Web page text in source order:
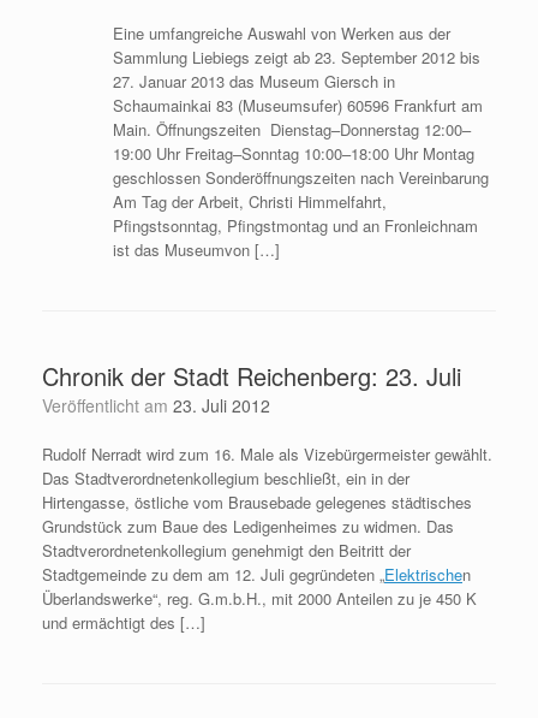
Eine umfangreiche Auswahl von Werken aus der
Sammlung Liebiegs zeigt ab 23. September 2012 bis
27. Januar 2013 das Museum Giersch in
Schaumainkai 83 (Museumsufer) 60596 Frankfurt am
Main. Öffnungszeiten Dienstag–Donnerstag 12:00–
19:00 Uhr Freitag–Sonntag 10:00–18:00 Uhr Montag
geschlossen Sonderöffnungszeiten nach Vereinbarung
Am Tag der Arbeit, Christi Himmelfahrt,
Pfingstsonntag, Pfingstmontag und an Fronleichnam
ist das Museumvon […]
Chronik der Stadt Reichenberg: 23. Juli
Veröffentlicht am 23. Juli 2012
Rudolf Nerradt wird zum 16. Male als Vizebürgermeister gewählt.
Das Stadtverordnetenkollegium beschließt, ein in der
Hirtengasse, östliche vom Brausebade gelegenes städtisches
Grundstück zum Baue des Ledigenheimes zu widmen. Das
Stadtverordnetenkollegium genehmigt den Beitritt der
Stadtgemeinde zu dem am 12. Juli gegründeten „Elektrischen
Überlandswerke“, reg. G.m.b.H., mit 2000 Anteilen zu je 450 K
und ermächtigt des […]